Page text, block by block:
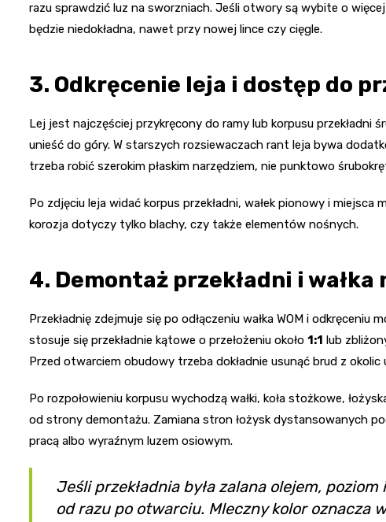
razu sprawdzić luz na sworzniach. Jeśli otwory są wybite o więcej
będzie niedokładna, nawet przy nowej lince czy cięgle.
3. Odkręcenie leja i dostęp do
Lej jest najczęściej przykręcony do ramy lub korpusu przekładni
unieść do góry. W starszych rozsiewaczach rant leja bywa
trzeba robić szerokim płaskim narzędziem, nie punktowo
Po zdjęciu leja widać korpus przekładni, wałek pionowy i
korozja dotyczy tylko blachy, czy także elementów nośnych.
4. Demontaż przekładni i wałka
Przekładnię zdejmuje się po odłączeniu wałka WOM i
stosuje się przekładnie kątowe o przełożeniu około 1:1 lub
Przed otwarciem obudowy trzeba dokładnie usunąć brud z okolic
Po rozpołowieniu korpusu wychodzą wałki, koła stożkowe,
od strony demontażu. Zamiana stron łożysk dystansowanych
pracą albo wyraźnym luzem osiowym.
Jeśli przekładnia była zalana olejem,
od razu po otwarciu. Mleczny kolor oznacza